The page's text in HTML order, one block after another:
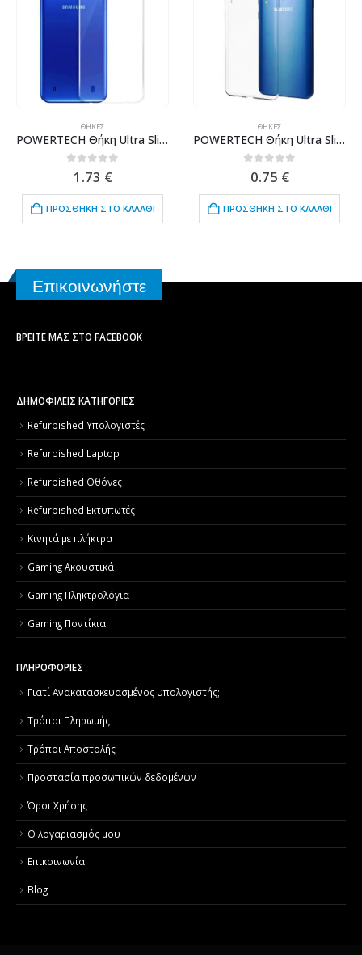
ΘΉΚΕΣ
POWERTECH Θήκη Ultra Slim για SAMSUNG Galaxy M10, διάφανη
out of 5
1.73 €
ΠΡΟΣΘΉΚΗ ΣΤΟ ΚΑΛΆΘΙ
ΘΉΚΕΣ
POWERTECH Θήκη Ultra Slim για SAMSUNG Galaxy M30, διάφανη
out of 5
0.75 €
ΠΡΟΣΘΉΚΗ ΣΤΟ ΚΑΛΆΘΙ
Επικοινωνήστε
ΒΡΕΊΤΕ ΜΑΣ ΣΤΟ FACEBOOK
ΔΗΜΟΦΙΛΕΙΣ ΚΑΤΗΓΟΡΙΕΣ
Refurbished Υπολογιστές
Refurbished Laptop
Refurbished Οθόνες
Refurbished Εκτυπωτές
Κινητά με πλήκτρα
Gaming Ακουστικά
Gaming Πληκτρολόγια
Gaming Ποντίκια
ΠΛΗΡΟΦΟΡΙΕΣ
Γιατί Aνακατασκευασμένος υπολογιστής;
Τρόποι Πληρωμής
Τρόποι Αποστολής
Προστασία προσωπικών δεδομένων
Όροι Χρήσης
Ο λογαριασμός μου
Επικοινωνία
Blog